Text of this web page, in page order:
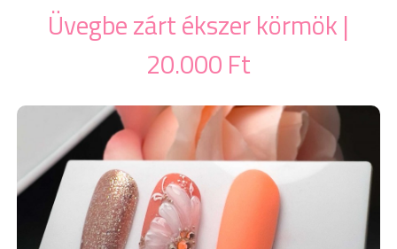
Üvegbe zárt ékszer körmök |
20.000 Ft